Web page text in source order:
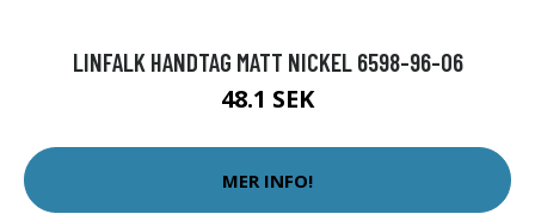
LINFALK HANDTAG MATT NICKEL 6598-96-06
48.1 SEK
MER INFO!